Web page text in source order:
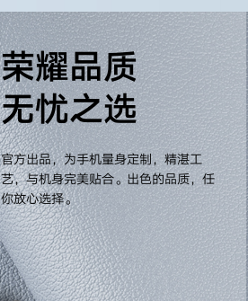
荣耀品质
无忧之选
官方出品，为手机量身定制，精湛工
艺，与机身完美贴合。出色的品质，任
你放心选择。